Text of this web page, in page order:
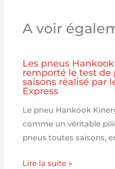
A voir
Les pneus
remporté le test de
saisons réalisé par
Express
Le pneu Hankook
comme un véritable
pneus toutes saisons,
Lire la suite »